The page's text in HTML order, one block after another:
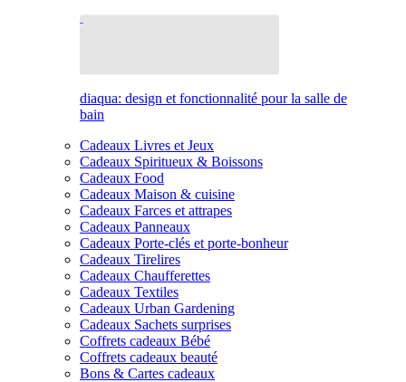
diaqua: design et fonctionnalité pour la salle de
bain
Cadeaux Livres et Jeux
Cadeaux Spiritueux & Boissons
Cadeaux Food
Cadeaux Maison & cuisine
Cadeaux Farces et attrapes
Cadeaux Panneaux
Cadeaux Porte-clés et porte-bonheur
Cadeaux Tirelires
Cadeaux Chaufferettes
Cadeaux Textiles
Cadeaux Urban Gardening
Cadeaux Sachets surprises
Coffrets cadeaux Bébé
Coffrets cadeaux beauté
Bons & Cartes cadeaux